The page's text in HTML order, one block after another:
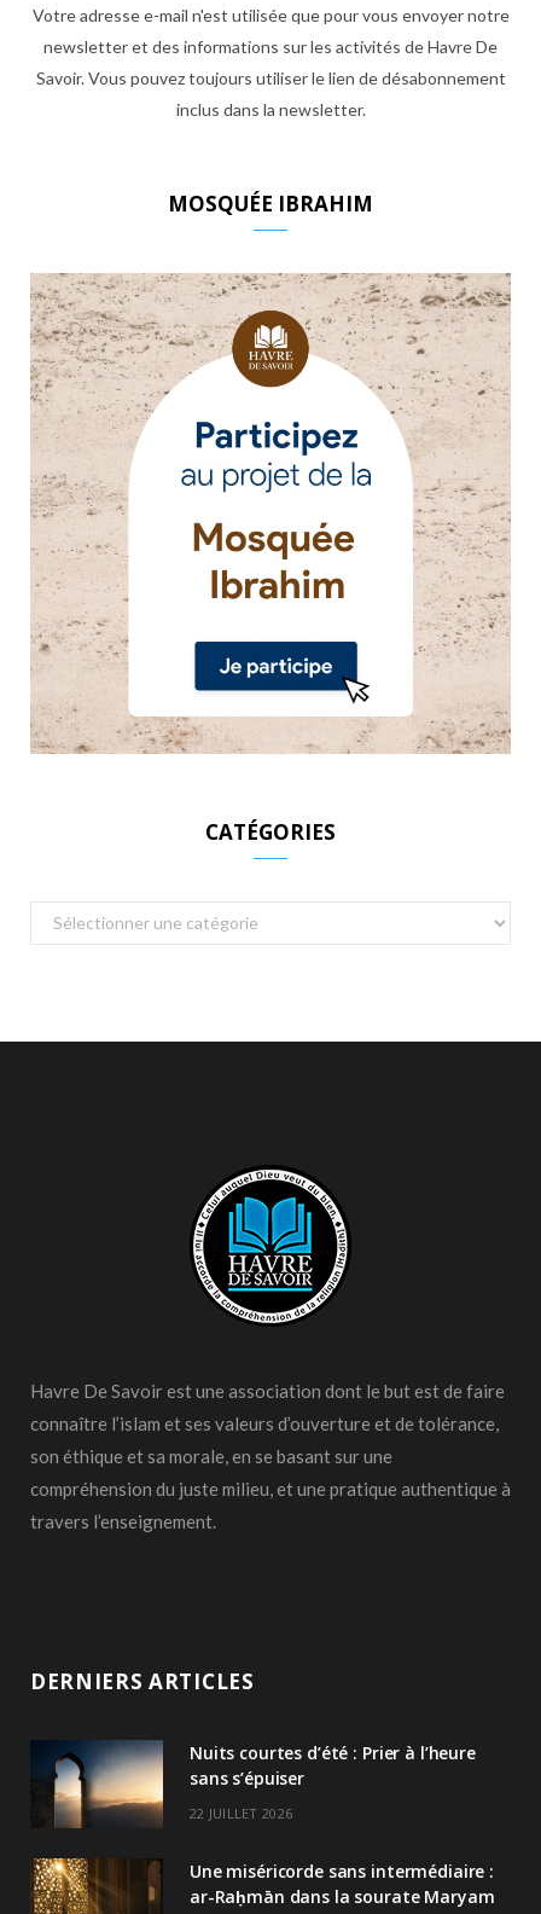
Votre adresse e-mail n'est utilisée que pour vous envoyer notre
newsletter et des informations sur les activités de Havre De
Savoir. Vous pouvez toujours utiliser le lien de désabonnement
inclus dans la newsletter.
MOSQUÉE IBRAHIM
CATÉGORIES
Catégories
Havre De Savoir est une association dont le but est de faire
connaître l’islam et ses valeurs d’ouverture et de tolérance,
son éthique et sa morale, en se basant sur une
compréhension du juste milieu, et une pratique authentique à
travers l’enseignement.
DERNIERS ARTICLES
Nuits courtes d’été : Prier à l’heure
sans s’épuiser
22 JUILLET 2026
Une miséricorde sans intermédiaire :
ar-Raḥmān dans la sourate Maryam